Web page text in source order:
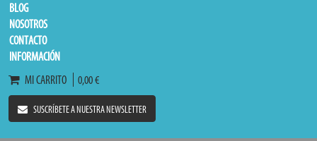
BLOG
NOSOTROS
CONTACTO
INFORMACIÓN
MI CARRITO
0,00 €
SUSCRÍBETE A NUESTRA NEWSLETTER